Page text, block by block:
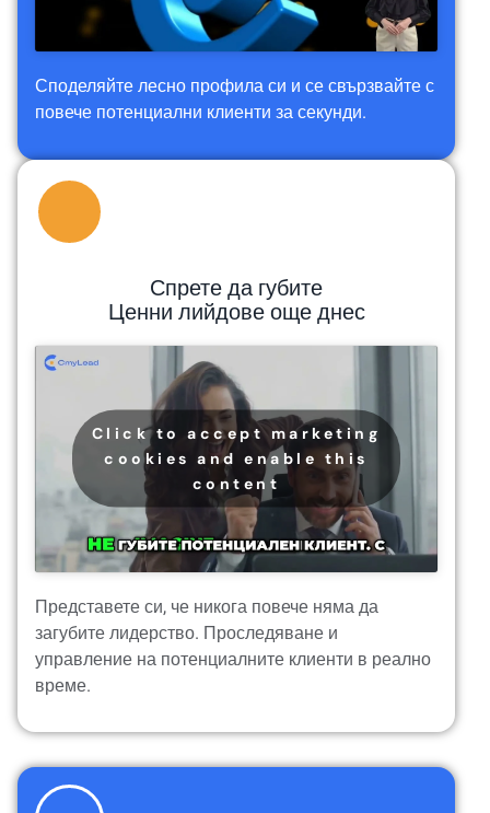
Споделяйте лесно профила си и се свързвайте с
повече потенциални клиенти за секунди.
Спрете да губите
Ценни лийдове още днес
Click to accept marketing
cookies and enable this
content
Представете си, че никога повече няма да
загубите лидерство. Проследяване и
управление на потенциалните клиенти в реално
време.